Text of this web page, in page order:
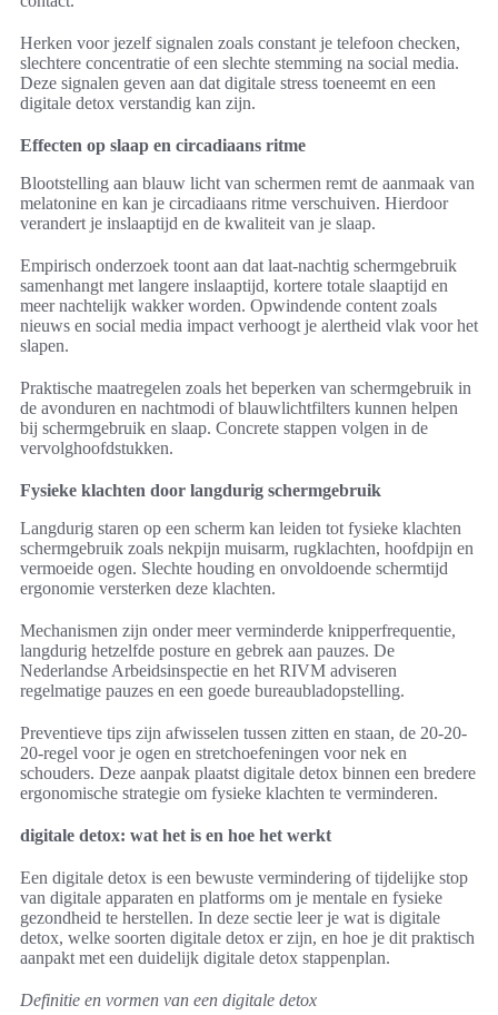
Herken voor jezelf signalen zoals constant je telefoon checken,
slechtere concentratie of een slechte stemming na social media.
Deze signalen geven aan dat digitale stress toeneemt en een
digitale detox verstandig kan zijn.
Effecten op slaap en circadiaans ritme
Blootstelling aan blauw licht van schermen remt de aanmaak van
melatonine en kan je circadiaans ritme verschuiven. Hierdoor
verandert je inslaaptijd en de kwaliteit van je slaap.
Empirisch onderzoek toont aan dat laat-nachtig schermgebruik
samenhangt met langere inslaaptijd, kortere totale slaaptijd en
meer nachtelijk wakker worden. Opwindende content zoals
nieuws en social media impact verhoogt je alertheid vlak voor het
slapen.
Praktische maatregelen zoals het beperken van schermgebruik in
de avonduren en nachtmodi of blauwlichtfilters kunnen helpen
bij schermgebruik en slaap. Concrete stappen volgen in de
vervolghoofdstukken.
Fysieke klachten door langdurig schermgebruik
Langdurig staren op een scherm kan leiden tot fysieke klachten
schermgebruik zoals nekpijn muisarm, rugklachten, hoofdpijn en
vermoeide ogen. Slechte houding en onvoldoende schermtijd
ergonomie versterken deze klachten.
Mechanismen zijn onder meer verminderde knipperfrequentie,
langdurig hetzelfde posture en gebrek aan pauzes. De
Nederlandse Arbeidsinspectie en het RIVM adviseren
regelmatige pauzes en een goede bureaubladopstelling.
Preventieve tips zijn afwisselen tussen zitten en staan, de 20-20-
20-regel voor je ogen en stretchoefeningen voor nek en
schouders. Deze aanpak plaatst digitale detox binnen een bredere
ergonomische strategie om fysieke klachten te verminderen.
digitale detox: wat het is en hoe het werkt
Een digitale detox is een bewuste vermindering of tijdelijke stop
van digitale apparaten en platforms om je mentale en fysieke
gezondheid te herstellen. In deze sectie leer je wat is digitale
detox, welke soorten digitale detox er zijn, en hoe je dit praktisch
aanpakt met een duidelijk digitale detox stappenplan.
Definitie en vormen van een digitale detox